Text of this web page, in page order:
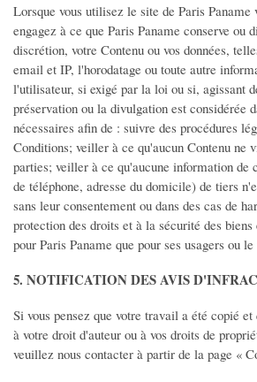
Lorsque vous utilisez le site de Paris Paname
engagez à ce que Paris Paname conserve ou
discrétion, votre Contenu ou vos données,
email et IP, l'horodatage ou toute autre
l'utilisateur, si exigé par la loi ou si, agissant
préservation ou la divulgation est considérée
nécessaires afin de : suivre des procédures
Conditions; veiller à ce qu'aucun Contenu ne
parties; veiller à ce qu'aucune information de
de téléphone, adresse du domicile) de tiers
sans leur consentement ou dans des cas de
protection des droits et à la sécurité des biens
pour Paris Paname que pour ses usagers ou
5. NOTIFICATION DES AVIS
Si vous pensez que votre travail a été copié
à votre droit d'auteur ou à vos droits de
veuillez nous contacter à partir de la page «